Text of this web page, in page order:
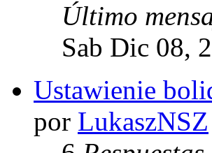
Último
Sab Dic 08,
Ustawienie
por LukaszNSZ